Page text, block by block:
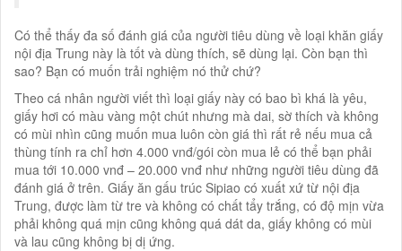
Có thể thấy đa số đánh giá của người tiêu dùng về loại khăn giấy
nội địa Trung này là tốt và dùng thích, sẽ dùng lại. Còn bạn thì
sao? Bạn có muốn trải nghiệm nó thử chứ?
Theo cá nhân người viết thì loại giấy này có bao bì khá là yêu,
giấy hơi có màu vàng một chút nhưng mà dai, sờ thích và không
có mùi nhìn cũng muốn mua luôn còn giá thì rất rẻ nếu mua cả
thùng tính ra chỉ hơn 4.000 vnđ/gói còn mua lẻ có thể bạn phải
mua tới 10.000 vnđ – 20.000 vnđ như những người tiêu dùng đã
đánh giá ở trên. Giấy ăn gấu trúc Sipiao có xuất xứ từ nội địa
Trung, được làm từ tre và không có chất tẩy trắng, có độ mịn vừa
phải không quá mịn cũng không quá dát da, giấy không có mùi
và lau cũng không bị dị ứng.